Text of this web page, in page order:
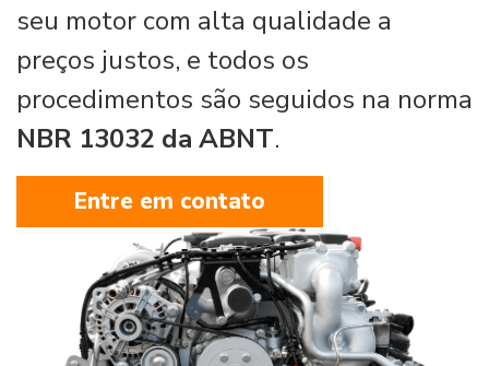
seu motor com alta qualidade a
preços justos, e todos os
procedimentos são seguidos na norma
NBR 13032 da ABNT.
Entre em contato